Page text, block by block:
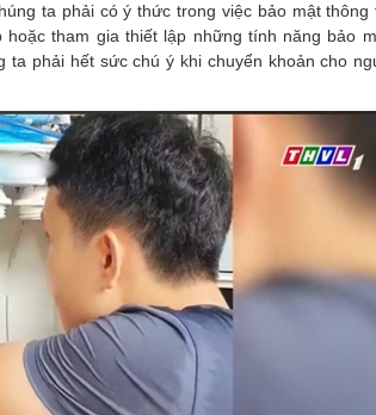
ta phải có ý thức trong việc bảo mật thông
tham gia thiết lập những tính năng bảo
ta phải hết sức chú ý khi chuyển khoản cho